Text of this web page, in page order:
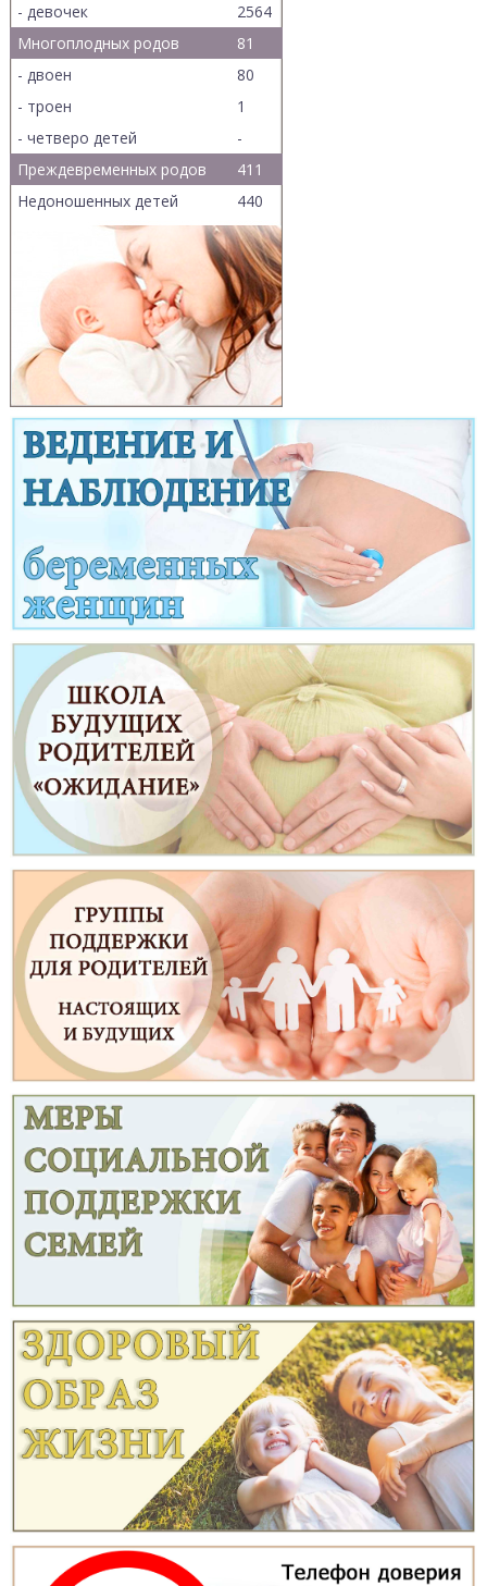
- девочек
2564
Многоплодных родов
81
- двоен
80
- троен
1
- четверо детей
-
Преждевременных родов
411
Недоношенных детей
440